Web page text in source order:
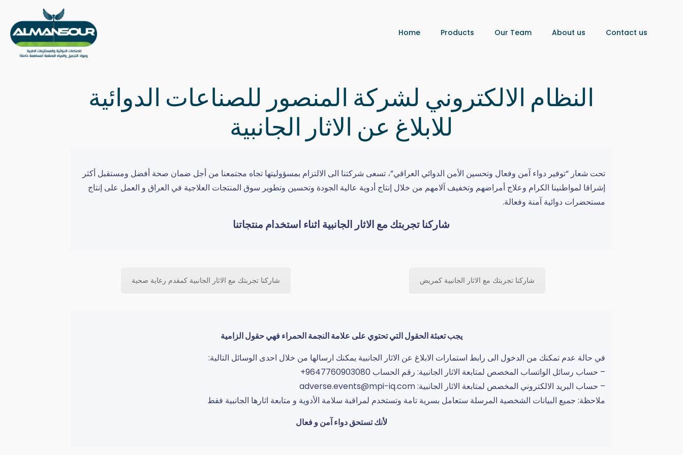
Home Products Our Team About us Contact us
النظام الالكتروني لشركة المنصور للصناعات الدوائية
للابلاغ عن الاثار الجانبية
تحت شعار “توفير دواء آمن وفعال وتحسين الأمن الدوائي العراقي”، تسعى شركتنا الى الالتزام بمسؤوليتها تجاه مجتمعنا من أجل ضمان صحة أفضل ومستقبل أكثر
إشراقا لمواطنينا الكرام وعلاج أمراضهم وتخفيف آلامهم من خلال إنتاج أدوية عالية الجودة وتحسين وتطوير سوق المنتجات العلاجية في العراق و العمل على إنتاج
مستحضرات دوائية آمنة وفعالة.
شاركنا تجربتك مع الاثار الجانبية اثناء استخدام منتجاتنا
شاركنا تجربتك مع الاثار الجانبية كمقدم رعاية صحية شاركنا تجربتك مع الاثار الجانبية كمريض
يجب تعبئة الحقول التي تحتوي على علامة النجمة الحمراء فهي حقول الزامية
في حالة عدم تمكنك من الدخول الى رابط استمارات الابلاغ عن الاثار الجانبية يمكنك ارسالها من خلال احدى الوسائل التالية:
– حساب رسائل الواتساب المخصص لمتابعة الاثار الجانبية: رقم الحساب 9647760903080+
– حساب البريد الالكتروني المخصص لمتابعة الاثار الجانبية: adverse.events@mpi-iq.com
ملاحظة: جميع البيانات الشخصية المرسلة ستعامل بسرية تامة وتستخدم لمراقبة سلامة الأدوية و متابعة اثارها الجانبية فقط
لأنك تستحق دواء آمن و فعال